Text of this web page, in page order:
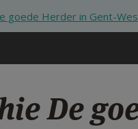
goede Herder in Gent-
De